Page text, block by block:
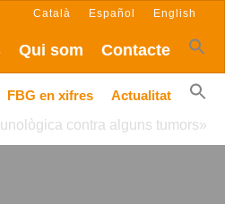
Qui som Contacte
Català Español English
FBG en xifres
Actualitat
contra alguns tumors»